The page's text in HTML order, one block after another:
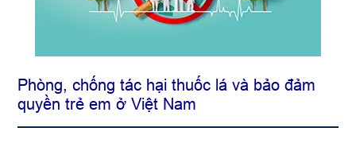
Phòng, chống tác hại thuốc lá và bảo đảm
quyền trẻ em ở Việt Nam